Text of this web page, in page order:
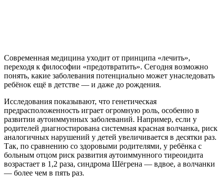
Современная медицина уходит от принципа «лечить»,
переходя к философии «предотвратить». Сегодня возможно
понять, какие заболевания потенциально может унаследовать
ребёнок ещё в детстве — и даже до рождения.
Исследования показывают, что генетическая
предрасположенность играет огромную роль, особенно в
развитии аутоиммунных заболеваний. Например, если у
родителей диагностирована системная красная волчанка, риск
аналогичных нарушений у детей увеличивается в десятки раз.
Так, по сравнению со здоровыми родителями, у ребёнка с
больным отцом риск развития аутоиммунного тиреоидита
возрастает в 1,2 раза, синдрома Шёгрена — вдвое, а волчанки
— более чем в пять раз.